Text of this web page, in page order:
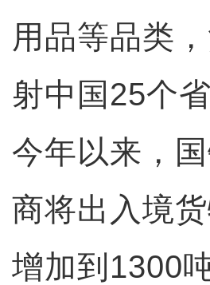
用品等品类
射中国25个
今年以来，
商将出入境
增加到1300